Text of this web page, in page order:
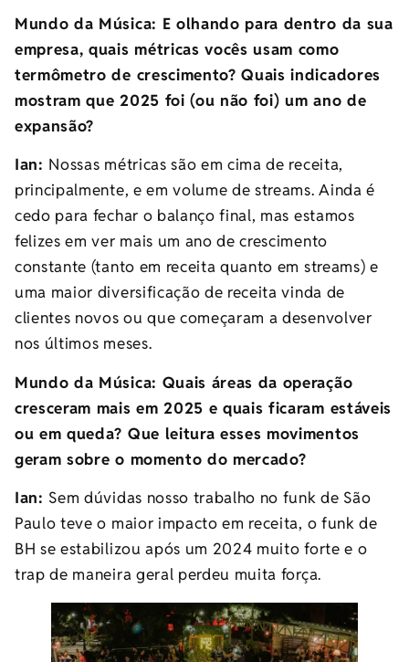
Mundo da Música: E olhando para dentro da sua
empresa, quais métricas vocês usam como
termômetro de crescimento? Quais indicadores
mostram que 2025 foi (ou não foi) um ano de
expansão?
Ian: Nossas métricas são em cima de receita,
principalmente, e em volume de streams. Ainda é
cedo para fechar o balanço final, mas estamos
felizes em ver mais um ano de crescimento
constante (tanto em receita quanto em streams) e
uma maior diversificação de receita vinda de
clientes novos ou que começaram a desenvolver
nos últimos meses.
Mundo da Música: Quais áreas da operação
cresceram mais em 2025 e quais ficaram estáveis
ou em queda? Que leitura esses movimentos
geram sobre o momento do mercado?
Ian: Sem dúvidas nosso trabalho no funk de São
Paulo teve o maior impacto em receita, o funk de
BH se estabilizou após um 2024 muito forte e o
trap de maneira geral perdeu muita força.